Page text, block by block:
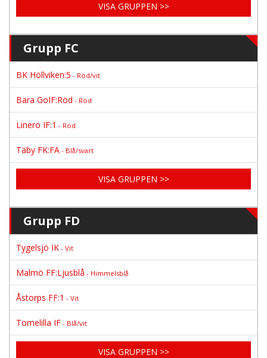
VISA GRUPPEN >>
Grupp FC
BK Höllviken:5 - Röd/vit
Bara GoIF:Röd - Röd
Linero IF:1 - Röd
Täby FK:FA - Blå/svart
VISA GRUPPEN >>
Grupp FD
Tygelsjö IK - Vit
Malmö FF:Ljusblå - Himmelsblå
Åstorps FF:1 - Vit
Tomelilla IF - Blå/vit
VISA GRUPPEN >>